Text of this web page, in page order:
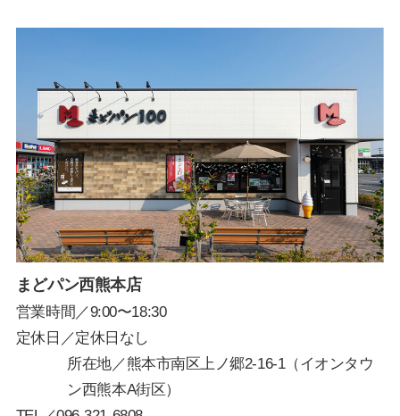
まどパン西熊本店
営業時間／9:00〜18:30
定休日／定休日なし
所在地／熊本市南区上ノ郷2-16-1（イオンタウ
ン西熊本A街区）